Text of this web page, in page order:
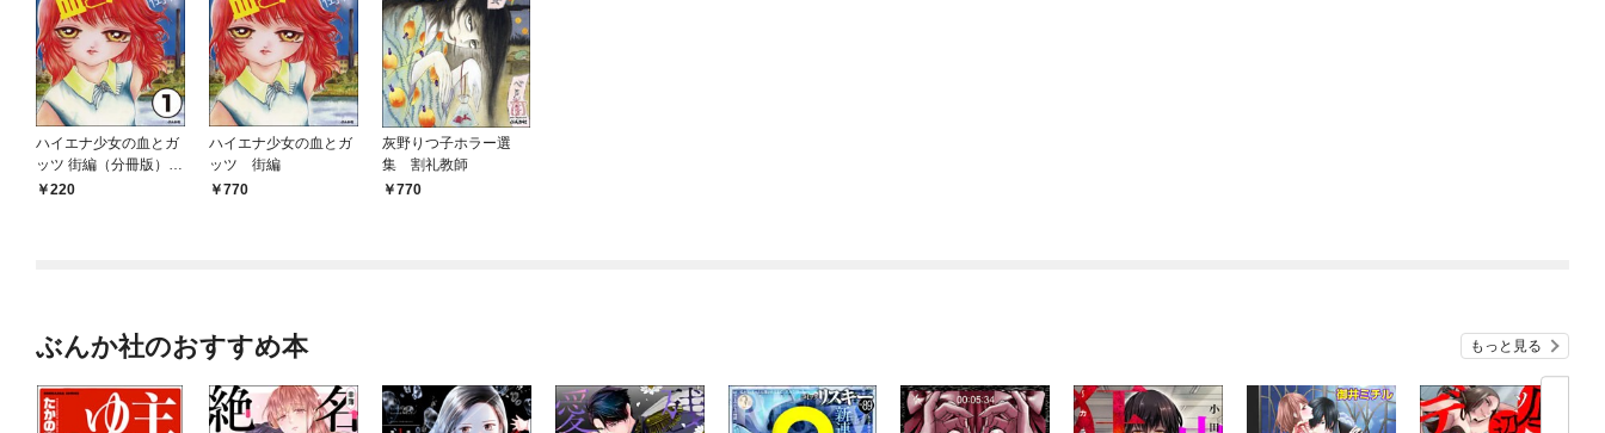
ハイエナ少女の血とガ
ッツ 街編（分冊版）
【第1話】
220
ハイエナ少女の血とガ
ッツ 街編
770
灰野りつ子ホラー選
集 割礼教師
770
ぶんか社のおすすめ本 もっと見る